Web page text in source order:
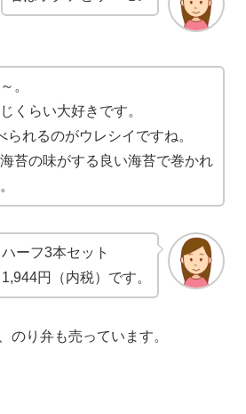
。
くらい大好きです。
られるのがウレシイですね。
苔の味がする良い海苔で巻かれ
ハーフ3本セット
1,944円（内税）です。
のり弁も売っています。